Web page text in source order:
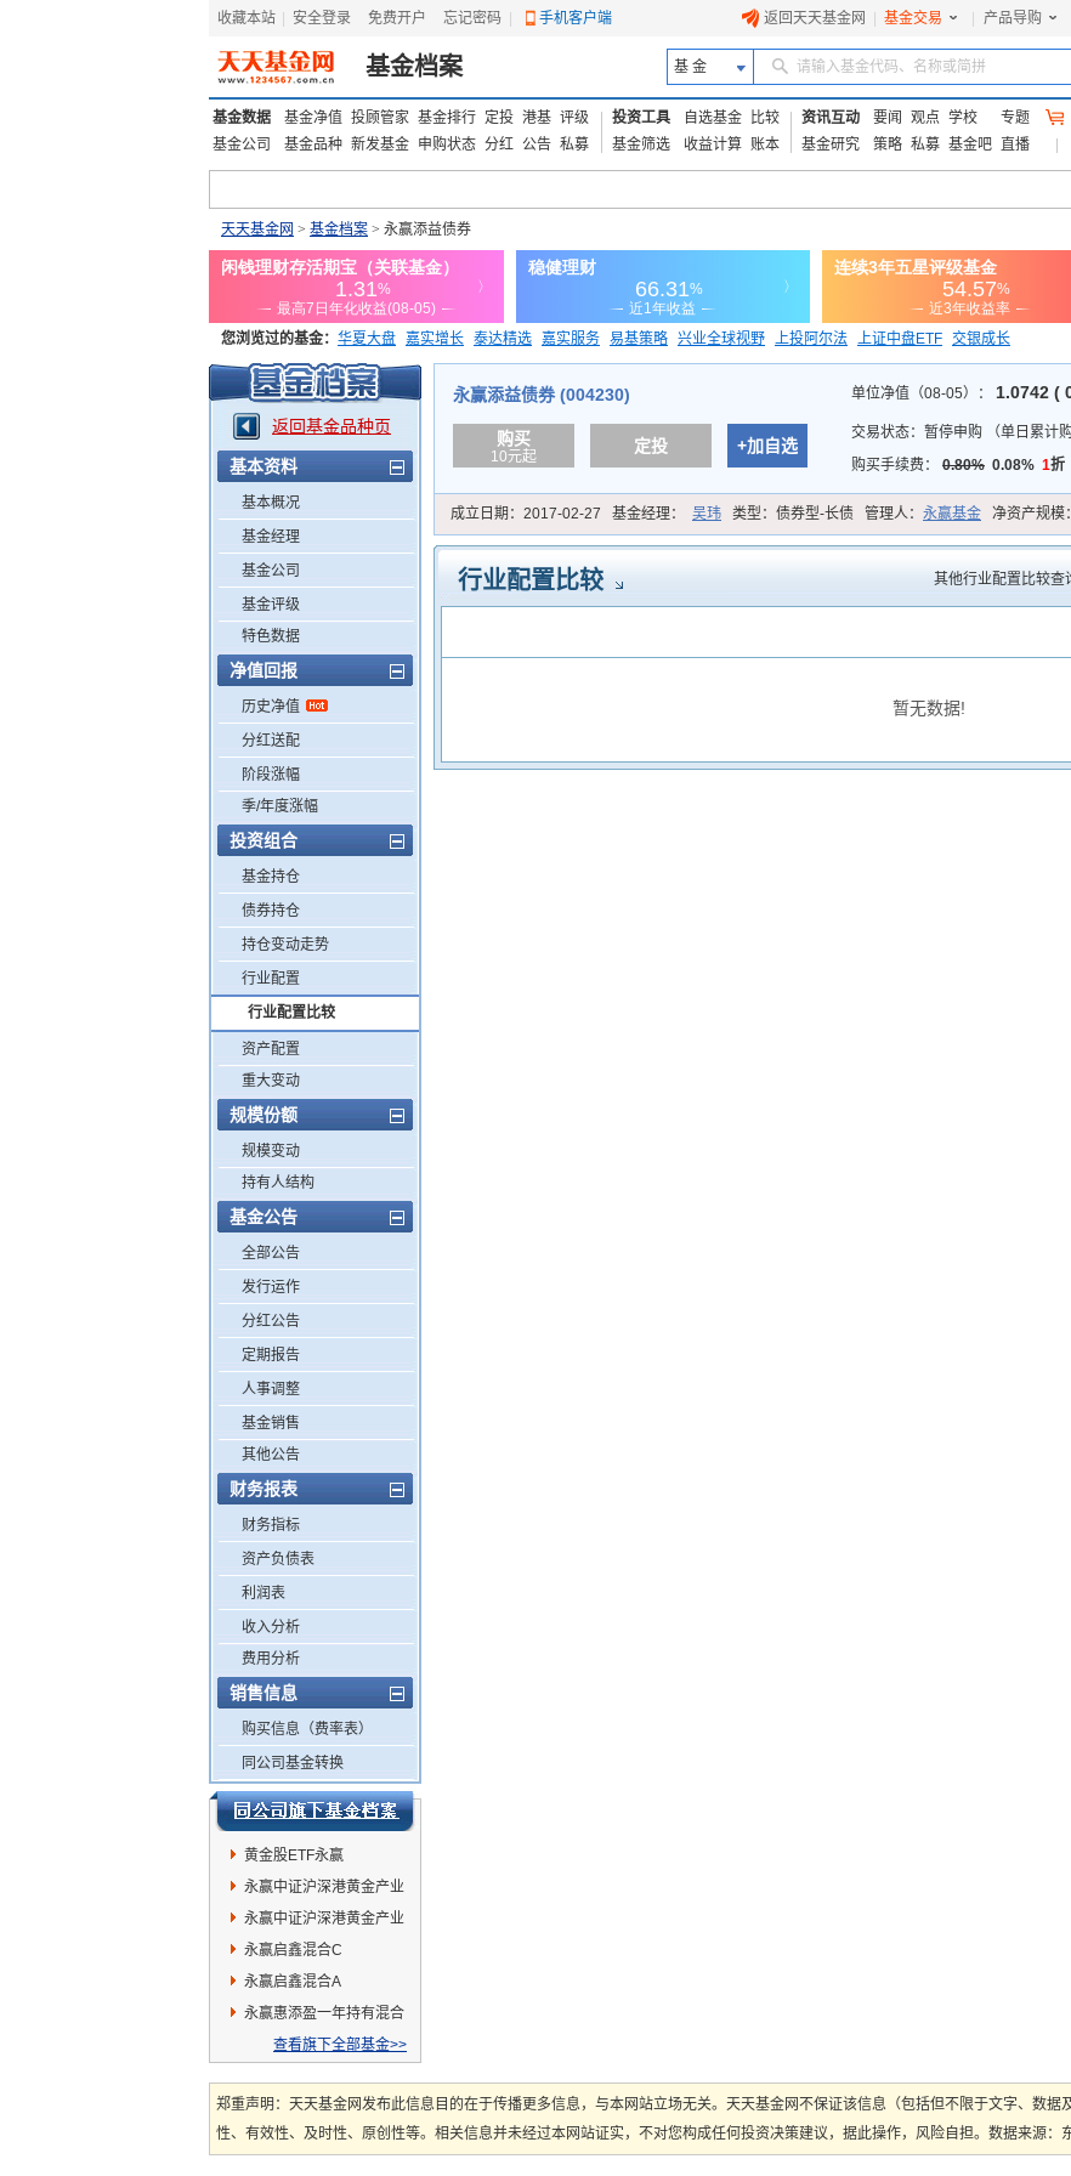
收藏本站 安全登录 免费开户 忘记密码 手机客户端 返回天天基金网 基金交易 产品导购
基金档案 基 金 请输入基金代码、名称或简拼
基金数据 基金净值 投顾管家 基金排行 定投 港基 评级
基金公司
基金品种 新发基金 申购状态 分红 公告 私募
投资工具 自选基金
比较
基金筛选
收益计算 账本
资讯互动 要闻 观点 学校
专题
基金研究
策略 私募 基金吧 直播
天天基金网 > 基金档案 > 永赢添益债券
您浏览过的基金： 华夏大盘 嘉实增长 泰达精选 嘉实服务 易基策略 兴业全球视野 上投阿尔法 上证中盘ETF 交银成长
添富优势 华安宏利 上证180价值ETF
返回基金品种页
基本资料
基本概况
基金经理
基金公司
基金评级
特色数据
净值回报
历史净值
分红送配
阶段涨幅
季/年度涨幅
投资组合
基金持仓
债券持仓
持仓变动走势
行业配置
行业配置比较
资产配置
重大变动
规模份额
规模变动
持有人结构
基金公告
全部公告
发行运作
分红公告
定期报告
人事调整
基金销售
其他公告
财务报表
财务指标
资产负债表
利润表
收入分析
费用分析
销售信息
购买信息（费率表）
同公司基金转换
黄金股ETF永赢
永赢中证沪深港黄金产业
股票ETF发起联接C
永赢中证沪深港黄金产业
股票ETF发起联接A
永赢启鑫混合C
永赢启鑫混合A
永赢惠添盈一年持有混合
查看旗下全部基金>>
永赢添益债券 (004230)
购买
10元起
定投 +加自选
单位净值（08-05）： 1.0742 (
交易状态： 暂停申购 （单日累计
购买手续费： 0.80% 0.08% 1折
成立日期： 2017-02-27 基金经理： 吴玮 类型： 债券型-长债 管理人： 永赢基金 净资产规模：
行业配置比较 其他行业配置比较查
暂无数据!
郑重声明：天天基金网发布此信息目的在于传播更多信息，与本网站立场无关。天天基金网不保证该信息（包括但不限于文字、数
性、有效性、及时性、原创性等。相关信息并未经过本网站证实，不对您构成任何投资决策建议，据此操作，风险自担。数据来源：